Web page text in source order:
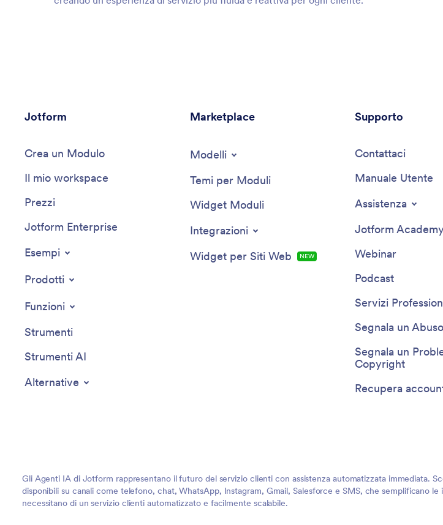
Jotform
Crea un Modulo
Il mio workspace
Prezzi
Jotform Enterprise
Esempi
Prodotti
Funzioni
Strumenti
Strumenti AI
Alternative
Marketplace
Modelli
Temi per Moduli
Widget Moduli
Integrazioni
Widget per Siti Web
NEW
Supporto
Contattaci
Manuale Utente
Assistenza
Jotform
Webinar
Podcast
Servizi
Segnala un Abuso
Segnala un
Copyright
Recupera
Gli Agenti IA di Jotform rappresentano il futuro del servizio clienti con assistenza automatizzata immediata.
disponibili su canali come telefono, chat, WhatsApp, Instagram, Gmail, Salesforce e SMS, che semplificano
necessitano di un servizio clienti automatizzato e facilmente scalabile.